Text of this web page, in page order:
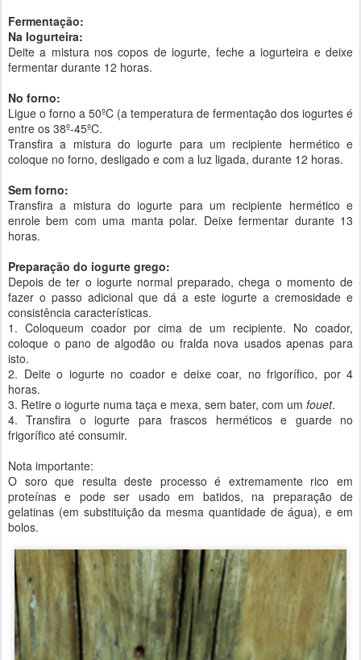
Fermentação:
Na Iogurteira:
Deite a mistura nos copos de iogurte, feche a iogurteira e deixe
fermentar durante 12 horas.
No forno:
Ligue o forno a 50ºC (a temperatura de fermentação dos iogurtes é
entre os 38º-45ºC.
Transfira a mistura do iogurte para um recipiente hermético e
coloque no forno, desligado e com a luz ligada, durante 12 horas.
Sem forno:
Transfira a mistura do iogurte para um recipiente hermético e
enrole bem com uma manta polar. Deixe fermentar durante 13
horas.
Preparação do iogurte grego:
Depois de ter o iogurte normal preparado, chega o momento de
fazer o passo adicional que dá a este iogurte a cremosidade e
consistência características.
1. Coloqueum coador por cima de um recipiente. No coador,
coloque o pano de algodão ou fralda nova usados apenas para
isto.
2. Deite o iogurte no coador e deixe coar, no frigorífico, por 4
horas.
3. Retire o iogurte numa taça e mexa, sem bater, com um fouet.
4. Transfira o iogurte para frascos herméticos e guarde no
frigorífico até consumir.
Nota importante:
O soro que resulta deste processo é extremamente rico em
proteínas e pode ser usado em batidos, na preparação de
gelatinas (em substituição da mesma quantidade de água), e em
bolos.